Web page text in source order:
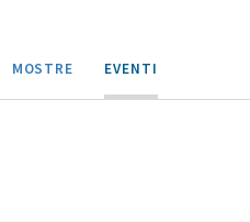
MOSTRE EVENTI